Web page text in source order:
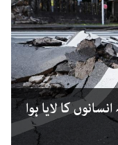
کا لایا ہوا